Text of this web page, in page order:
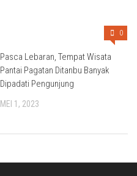
0
Pasca Lebaran, Tempat Wisata
Pantai Pagatan Ditanbu Banyak
Dipadati Pengunjung
MEI 1, 2023